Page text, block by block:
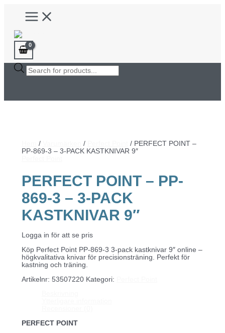
innehåll
Main
Menu
Products
search
/ /
/ PERFECT POINT –
PP-869-3 – 3-PACK KASTKNIVAR 9″
PERFECT POINT – PP-
869-3 – 3-PACK
KASTKNIVAR 9″
Logga in för att se pris
Köp Perfect Point PP-869-3 3-pack kastknivar 9″ online –
högkvalitativa knivar för precisionsträning. Perfekt för
kastning och träning.
Artikelnr: 53507220 Kategori:
PERFECT POINT